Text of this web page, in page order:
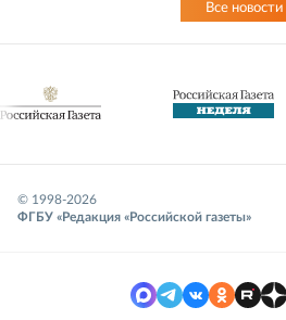
Все новости
© 1998-2026
ФГБУ «Редакция «Российской газеты»